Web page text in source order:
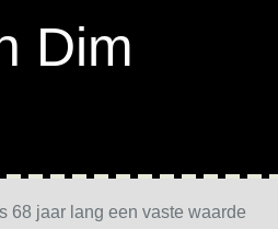
Dim
68 jaar lang een vaste waarde